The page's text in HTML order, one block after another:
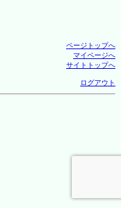
ページトップへ
マイページへ
サイトトップへ
ログアウト